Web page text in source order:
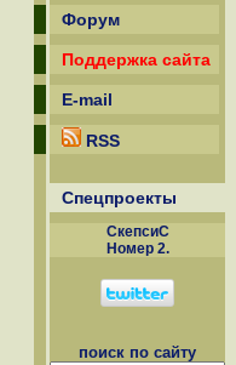
Форум
Поддержка сайта
E-mail
RSS
Спецпроекты
СкепсиС
Номер 2.
поиск по сайту